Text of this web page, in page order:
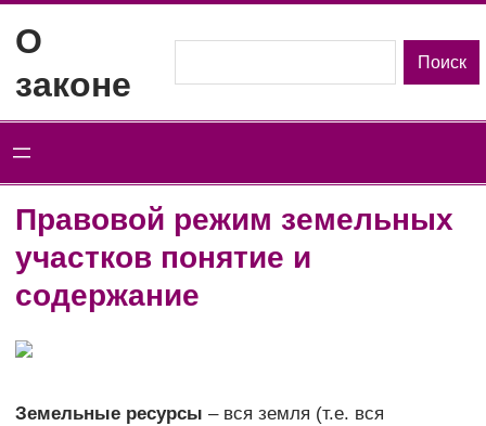
содержимому
О
законе
Поиск
Правовой режим земельных
участков понятие и
содержание
Земельные ресурсы – вся земля (т.е. вся